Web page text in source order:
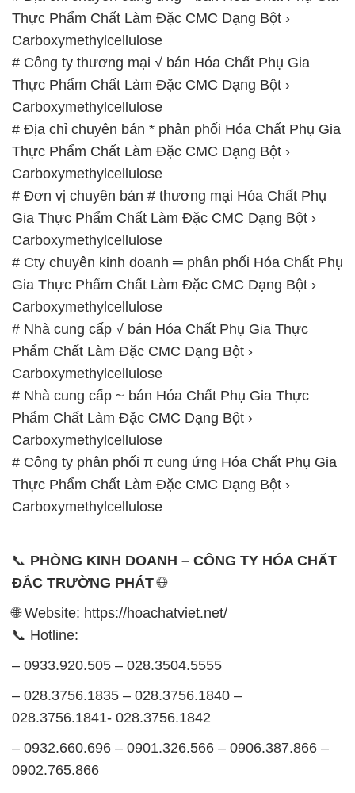
Carboxymethylcellulose
# Địa chỉ chuyên bán * phân phối Hóa Chất Phụ Gia
Thực Phẩm Chất Làm Đặc CMC Dạng Bột ›
Carboxymethylcellulose
# Đơn vị chuyên bán # thương mại Hóa Chất Phụ
Gia Thực Phẩm Chất Làm Đặc CMC Dạng Bột ›
Carboxymethylcellulose
# Cty chuyên kinh doanh ═ phân phối Hóa Chất Phụ
Gia Thực Phẩm Chất Làm Đặc CMC Dạng Bột ›
Carboxymethylcellulose
# Nhà cung cấp √ bán Hóa Chất Phụ Gia Thực
Phẩm Chất Làm Đặc CMC Dạng Bột ›
Carboxymethylcellulose
# Nhà cung cấp ~ bán Hóa Chất Phụ Gia Thực
Phẩm Chất Làm Đặc CMC Dạng Bột ›
Carboxymethylcellulose
# Công ty phân phối π cung ứng Hóa Chất Phụ Gia
Thực Phẩm Chất Làm Đặc CMC Dạng Bột ›
Carboxymethylcellulose
📞PHÒNG KINH DOANH – CÔNG TY HÓA CHẤT
ĐẮC TRƯỜNG PHÁT 🌐
🌐 Website: https://hoachatviet.net/
– 0933.920.505 – 028.3504.5555
028.3756.1841- 028.3756.1842
0902.765.866
📧 Email: hoachat@dactruongphat.vn
TRƯỜNG PHÁT